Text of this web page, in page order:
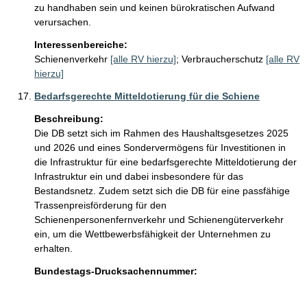
zu handhaben sein und keinen bürokratischen Aufwand
verursachen.
Interessenbereiche:
Schienenverkehr [alle RV hierzu]; Verbraucherschutz [alle RV
hierzu]
Bedarfsgerechte Mitteldotierung für die Schiene
Beschreibung:
Die DB setzt sich im Rahmen des Haushaltsgesetzes 2025
und 2026 und eines Sondervermögens für Investitionen in
die Infrastruktur für eine bedarfsgerechte Mitteldotierung der
Infrastruktur ein und dabei insbesondere für das
Bestandsnetz. Zudem setzt sich die DB für eine passfähige
Trassenpreisförderung für den
Schienenpersonenfernverkehr und Schienengüterverkehr
ein, um die Wettbewerbsfähigkeit der Unternehmen zu
erhalten.
Bundestags-Drucksachennummer: